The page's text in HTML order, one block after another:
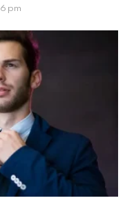
pm